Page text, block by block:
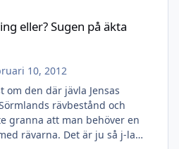
på äkta rävracer :-/
eller? Sugen på äkta
10, 2012
om den där jävla Jensas
rävbestånd och
granna att man behöver en
rävarna. Det är ju så j-la